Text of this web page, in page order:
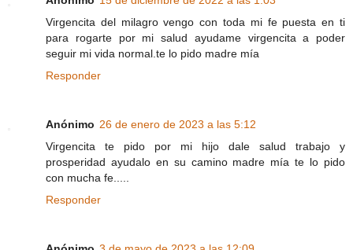
Virgencita del milagro vengo con toda mi fe puesta en ti
para rogarte por mi salud ayudame virgencita a poder
seguir mi vida normal.te lo pido madre mía
Responder
Anónimo 26 de enero de 2023 a las 5:12
Virgencita te pido por mi hijo dale salud trabajo y
prosperidad ayudalo en su camino madre mía te lo pido
con mucha fe.....
Responder